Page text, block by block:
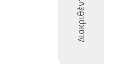
Διακριθέντες